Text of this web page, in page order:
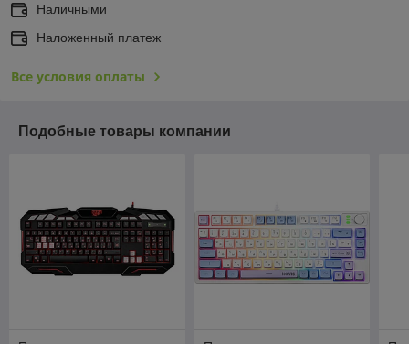
Наличными
Наложенный платеж
Все условия оплаты
Подобные товары компании